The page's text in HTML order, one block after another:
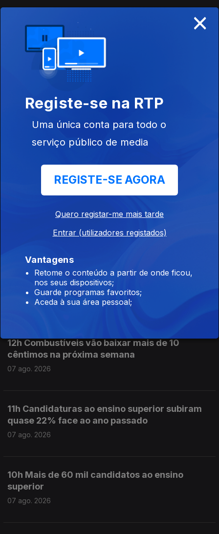
aviso do Presidente
16h Escolas aguardam resultados das
07 ago. 2026
15h Algumas escolas já comecaram a receber
14h IL considera que Luís Neves não tem
13h Livre pede a Montenegro que se pronuncie
sobre auditoria aos mandatos de Luís Neves
07 ago. 2026
12h Combustíveis vão baixar mais de 10
cêntimos na próxima semana
07 ago. 2026
11h Candidaturas ao ensino superior subiram
quase 22% face ao ano passado
07 ago. 2026
10h Mais de 60 mil candidatos ao ensino
superior
07 ago. 2026
×
Registe-se na RTP
Uma única conta para todo o
serviço público de media
REGISTE-SE AGORA
Quero registar-me mais tarde
Entrar (utilizadores registados)
Vantagens
Retome o conteúdo a partir de onde ficou,
nos seus dispositivos;
Guarde programas favoritos;
Aceda à sua área pessoal;